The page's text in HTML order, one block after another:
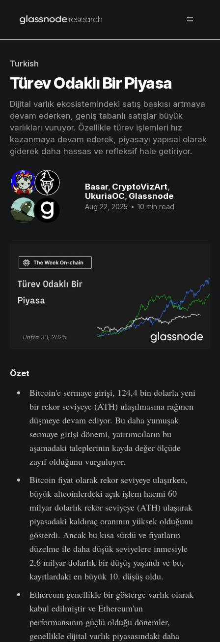
Turkish
Türev Odaklı Bir Piyasa
Dijital varlık ekosistemindeki satış baskısı artmaya
devam ederken, geniş tabanlı satışlar büyük
varlıkları vuruyor. Özellikle türev işlemleri hız
kazanmaya devam ederek, piyasayı yapısal olarak
giderek daha hassas ve refleksif hale getiriyor.
Basar, CryptoVizArt,
UkuriaOC, Glassnode
Aug 22, 2025 • 10 min read
Özet
Bitcoin'e sermaye girişi, 124,4 bin dolarla yeni
bir rekor seviyeye (ATH) ulaşılmasına rağmen
düşmeye devam ediyor. Bu daha yumuşak
sermaye girişi dönemi, yatırımcıların bu
aşamadaki taleplerinin kayda değer ölçüde
zayıf olduğunu vurguluyor.
Bitcoin fiyat olarak rekor seviyeye ulaşırken,
büyük altcoinlerdeki açık işlem hacmi 60
milyar dolarlık rekor seviyeye (ATH) ulaşarak
piyasadaki kaldıraç oranının yüksek olduğunu
gösterdi. Ancak bu kısa sürdü ve fiyatların
düzelme ile daha düşük seviyelere inmesiyle
2,6 milyar dolarlık bir düşüş yaşandı ve bu,
kayıtlardaki en büyük 10. düşüş oldu.
Ethereum genellikle bir gösterge varlık olarak
kabul edilmiştir ve Ethereum'un
performansının güçlü olduğu dönemler,
genellikle dijital varlık piyasasındaki daha